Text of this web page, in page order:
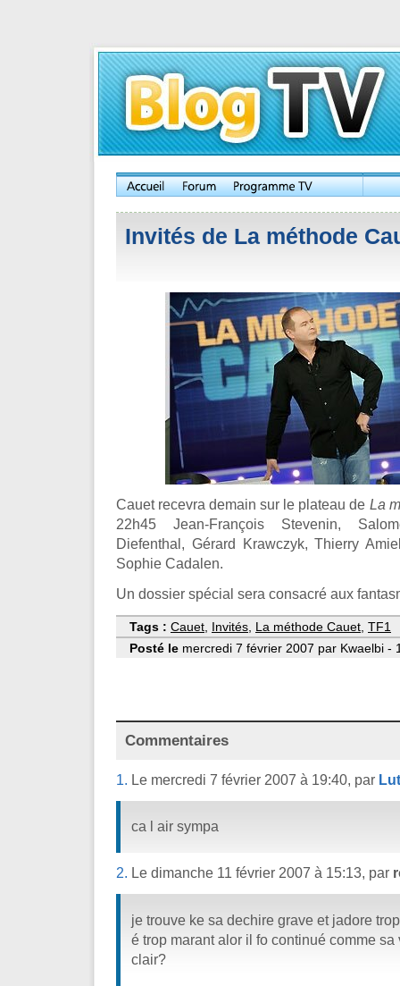
Invités de La méthode
Cauet recevra demain sur le plateau de La
22h45 Jean-François Stevenin,
Diefenthal, Gérard Krawczyk, Thierry
Sophie Cadalen.
Un dossier spécial sera consacré aux
Tags : Cauet Invités La méthode Cauet TF1
Posté le mercredi 7 février 2007 par Kwaelbi -
Commentaires
1. Le mercredi 7 février 2007 à 19:40, par
ca l air sympa
2. Le dimanche 11 février 2007 à 15:13, par
je trouve ke sa dechire grave et jadore
é trop marant alor il fo continué comme sa
clair?